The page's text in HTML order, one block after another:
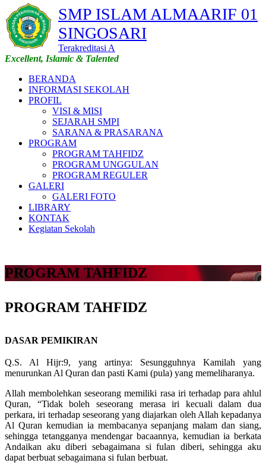
SMP ISLAM ALMAARIF 01
SINGOSARI
Terakreditasi A
Excellent, Islamic & Talented
BERANDA
INFORMASI SEKOLAH
PROFIL
VISI & MISI
SEJARAH SMPI
SARANA & PRASARANA
PROGRAM
PROGRAM TAHFIDZ
PROGRAM UNGGULAN
PROGRAM REGULER
GALERI
GALERI FOTO
LIBRARY
KONTAK
Kegiatan Sekolah
PROGRAM TAHFIDZ
PROGRAM TAHFIDZ
DASAR PEMIKIRAN
Q.S. Al Hijr:9, yang artinya: Sesungguhnya Kamilah yang
menurunkan Al Quran dan pasti Kami (pula) yang memeliharanya.
Allah membolehkan seseorang memiliki rasa iri terhadap para ahlul
Quran, “Tidak boleh seseorang merasa iri kecuali dalam dua
perkara, iri terhadap seseorang yang diajarkan oleh Allah kepadanya
Al Quran kemudian ia membacanya sepanjang malam dan siang,
sehingga tetangganya mendengar bacaannya, kemudian ia berkata
Andaikan aku diberi sebagaimana si fulan diberi, sehingga aku
dapat berbuat sebagaimana si fulan berbuat.